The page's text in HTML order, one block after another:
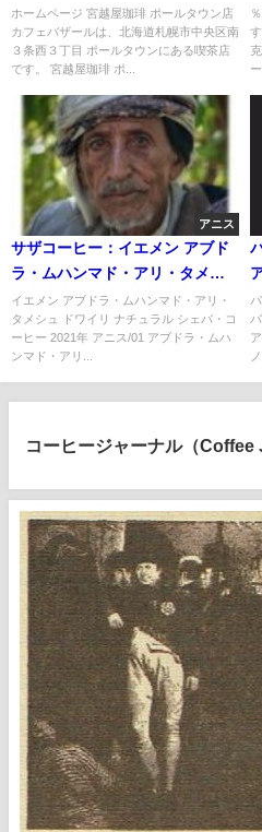
ホームページ 宮越屋珈琲 ポールタウン店
カフェバザールは、北海道札幌市中央区南
３条西３丁目 ポールタウンにある喫茶店
です。 宮越屋珈琲 ポ...
アニス
サザコーヒー：イエメン アブド
ラ・ムハンマド・アリ・タメシ
ュ ドワイリ ナチュラル シェバ・
コーヒー 2021年 アニス/01
イエメン アブドラ・ムハンマド・アリ・
タメシュ ドワイリ ナチュラル シェバ・コ
ーヒー 2021年 アニス/01 アブドラ・ムハ
ンマド・アリ...
コーヒージャーナル（Coffee